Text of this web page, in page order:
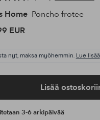
Home Poncho frotee
EUR
nyt, maksa myöhemmin. Lue lisää
Lisää
3-6 arkipäivää